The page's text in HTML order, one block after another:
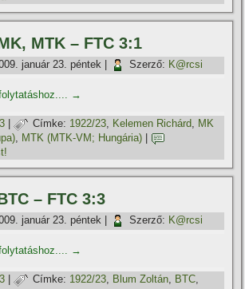
MTK – FTC 3:1
január 23. péntek Szerző: K@rcsi
→
| Címke: 1922/23, Kelemen Richárd, MK
, MTK (MTK-VM; Hungária)
– FTC 3:3
január 23. péntek Szerző: K@rcsi
→
| Címke: 1922/23, Blum Zoltán, BTC,